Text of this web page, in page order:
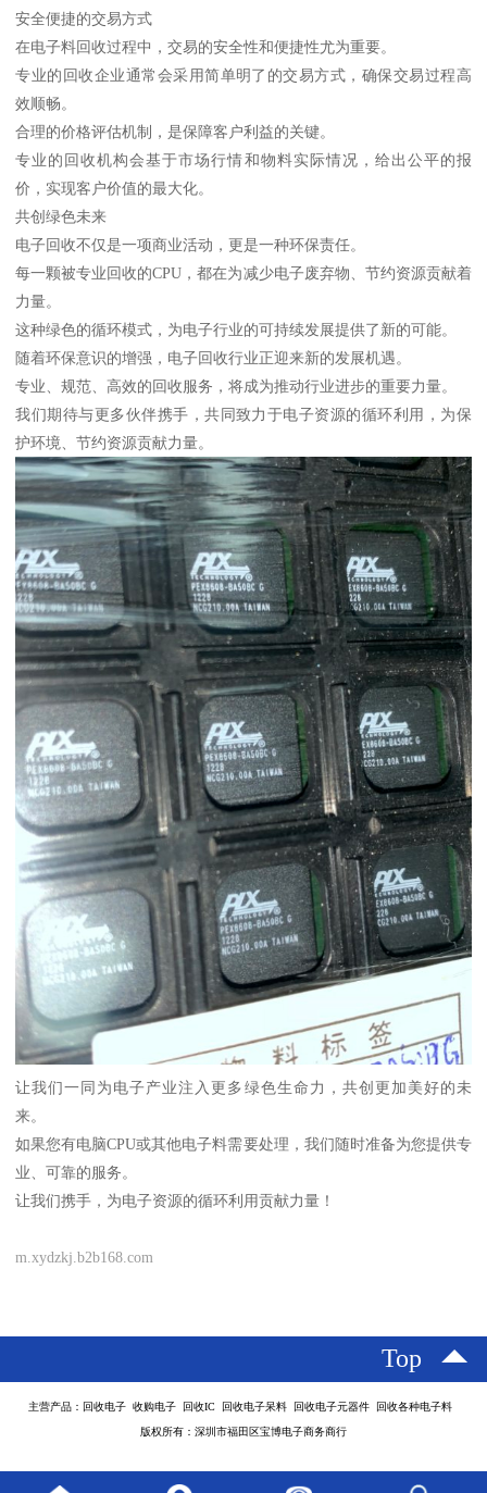
安全便捷的交易方式
在电子料回收过程中，交易的安全性和便捷性尤为重要。
专业的回收企业通常会采用简单明了的交易方式，确保交易过程高
效顺畅。
合理的价格评估机制，是保障客户利益的关键。
专业的回收机构会基于市场行情和物料实际情况，给出公平的报
价，实现客户价值的最大化。
共创绿色未来
电子回收不仅是一项商业活动，更是一种环保责任。
每一颗被专业回收的CPU，都在为减少电子废弃物、节约资源贡献着
力量。
这种绿色的循环模式，为电子行业的可持续发展提供了新的可能。
随着环保意识的增强，电子回收行业正迎来新的发展机遇。
专业、规范、高效的回收服务，将成为推动行业进步的重要力量。
我们期待与更多伙伴携手，共同致力于电子资源的循环利用，为保
护环境、节约资源贡献力量。
让我们一同为电子产业注入更多绿色生命力，共创更加美好的未
来。
如果您有电脑CPU或其他电子料需要处理，我们随时准备为您提供专
业、可靠的服务。
让我们携手，为电子资源的循环利用贡献力量！
m.xydzkj.b2b168.com
Top
主营产品：回收电子 收购电子 回收IC 回收电子呆料 回收电子元器件 回收各种电子料
版权所有：深圳市福田区宝博电子商务商行